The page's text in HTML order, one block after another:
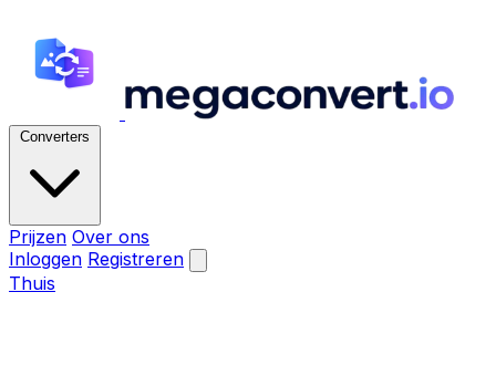
Converters
Prijzen Over ons
Inloggen Registreren
Thuis